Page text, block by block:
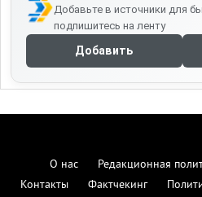
Добавьте в источники для
подпишитесь на ленту
Добавить
О нас Редакционная
Контакты
Фактчекинг